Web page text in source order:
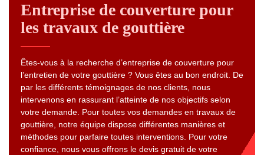
Entreprise de couverture pour
les travaux de gouttière
Êtes-vous à la recherche d’entreprise de couverture pour
l’entretien de votre gouttière ? Vous êtes au bon endroit. De
par les différents témoignages de nos clients, nous
intervenons en rassurant l’atteinte de nos objectifs selon
votre demande. Pour toutes vos demandes en travaux de
gouttière, notre équipe dispose différentes manières et
méthodes pour parfaire toutes interventions. Pour votre
confiance, nous vous offrons le devis gratuit de votre